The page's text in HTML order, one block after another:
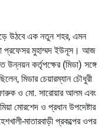
গড়ে উঠবে এক নতুন শহর, এমন
প্রফেসর মুহাম্মদ ইউনূস। আজ
উন্নয়ন কর্তৃপক্ষের (মিডা) সঙ্গে
মিডার চেয়ারম্যান চৌধুরী
ও মো. সারোয়ার আলম এবং
মোরশেদ ও প্রধান উপদেষ্টার
মাতারবাড়ী প্রকল্পের ওপর